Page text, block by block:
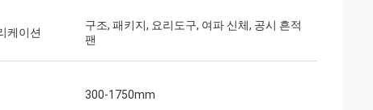
케이션
구조, 패키지, 요리도구, 여파 신체, 공시 흔적
팬
300-1750mm